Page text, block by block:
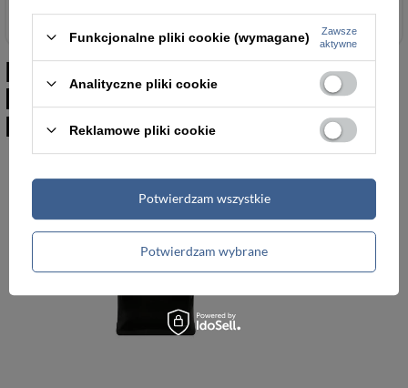
Podobne doSkórzane etui na
klucze czarne Vip Collection
Beverly Hills 10 BL
Funkcjonalne pliki cookie (wymagane)
Zawsze
aktywne
Analityczne pliki cookie
Reklamowe pliki cookie
Potwierdzam wybrane
Potwierdzam wszystkie